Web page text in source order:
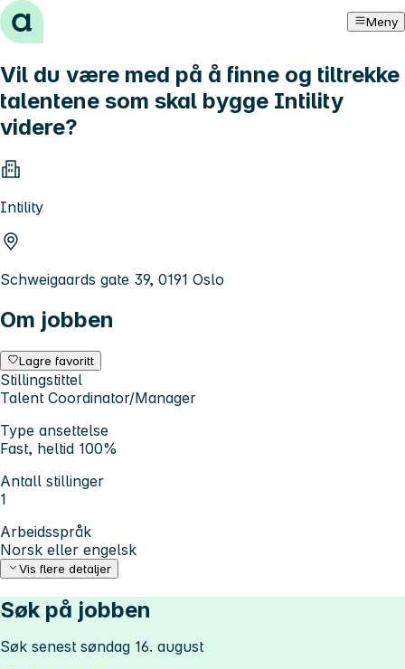
Hopp til innhold Meny
Vil du være med på å finne og tiltrekke
talentene som skal bygge Intility
videre?
Intility
Schweigaards gate 39, 0191 Oslo
Om jobben
Lagre favoritt
Stillingstittel
Talent Coordinator/Manager
Type ansettelse
Fast, heltid 100%
Antall stillinger
1
Arbeidsspråk
Norsk eller engelsk
Vis flere detaljer
Søk på jobben
Søk senest søndag 16. august